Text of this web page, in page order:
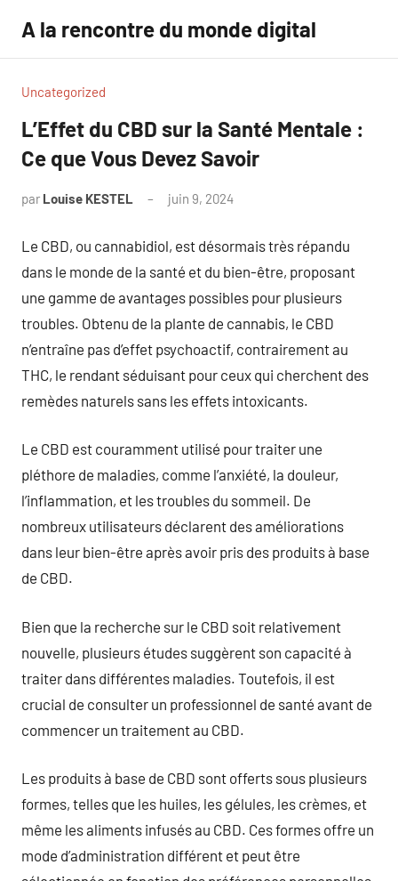
contenu
A la rencontre du monde digital
Uncategorized
L’Effet du CBD sur la Santé Mentale :
Ce que Vous Devez Savoir
par Louise KESTEL juin 9, 2024
Le CBD, ou cannabidiol, est désormais très répandu
dans le monde de la santé et du bien-être, proposant
une gamme de avantages possibles pour plusieurs
troubles. Obtenu de la plante de cannabis, le CBD
n’entraîne pas d’effet psychoactif, contrairement au
THC, le rendant séduisant pour ceux qui cherchent des
remèdes naturels sans les effets intoxicants.
Le CBD est couramment utilisé pour traiter une
pléthore de maladies, comme l’anxiété, la douleur,
l’inflammation, et les troubles du sommeil. De
nombreux utilisateurs déclarent des améliorations
dans leur bien-être après avoir pris des produits à base
de CBD.
Bien que la recherche sur le CBD soit relativement
nouvelle, plusieurs études suggèrent son capacité à
traiter dans différentes maladies. Toutefois, il est
crucial de consulter un professionnel de santé avant de
commencer un traitement au CBD.
Les produits à base de CBD sont offerts sous plusieurs
formes, telles que les huiles, les gélules, les crèmes, et
même les aliments infusés au CBD. Ces formes offre un
mode d’administration différent et peut être